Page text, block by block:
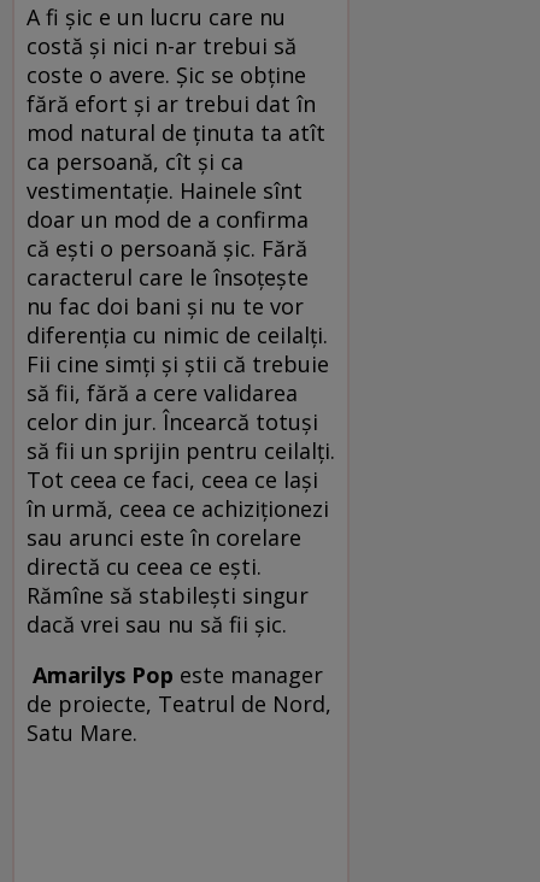
A fi șic e un lucru care nu
costă și nici n-ar trebui să
coste o avere. Șic se obține
fără efort și ar trebui dat în
mod natural de ținuta ta atît
ca persoană, cît și ca
vestimentație. Hainele sînt
doar un mod de a confirma
că ești o persoană șic. Fără
caracterul care le însoțește
nu fac doi bani și nu te vor
diferenția cu nimic de ceilalți.
Fii cine simți și știi că trebuie
să fii, fără a cere validarea
celor din jur. Încearcă totuși
să fii un sprijin pentru ceilalți.
Tot ceea ce faci, ceea ce lași
în urmă, ceea ce achiziționezi
sau arunci este în corelare
directă cu ceea ce ești.
Rămîne să stabilești singur
dacă vrei sau nu să fii șic.
Amarilys Pop este manager
de proiecte, Teatrul de Nord,
Satu Mare.